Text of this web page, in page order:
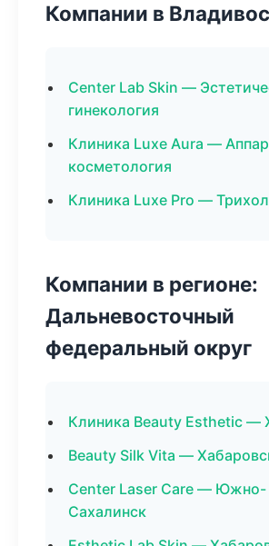
Компании в
Center Lab Skin —
гинекология
Клиника Luxe Aura —
косметология
Клиника Luxe Pro —
Компании в регионе:
Дальневосточный
федеральный округ
Клиника Beauty Esthetic —
Beauty Silk Vita —
Center Laser Care — Южно-
Сахалинск